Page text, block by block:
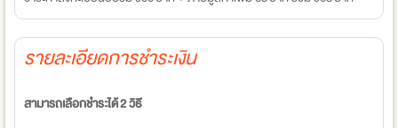
รายละเอียดการชำระเงิน
สามารถเลือกชำระได้ 2 วิธี